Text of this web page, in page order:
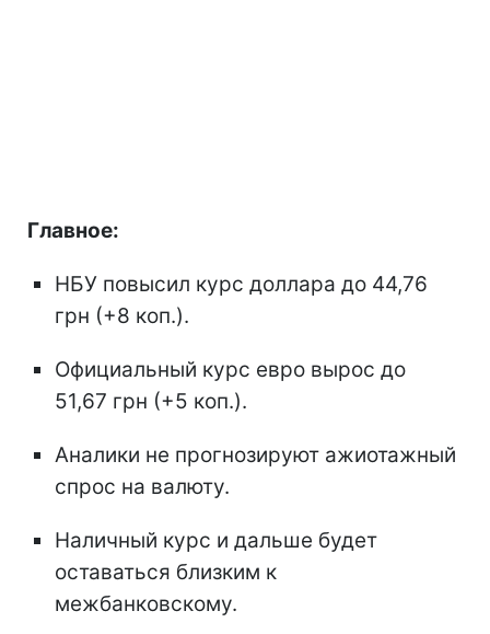
Главное:
НБУ повысил курс доллара до 44,76
грн (+8 коп.).
Официальный курс евро вырос до
51,67 грн (+5 коп.).
Аналики не прогнозируют ажиотажный
спрос на валюту.
Наличный курс и дальше будет
оставаться близким к
межбанковскому.